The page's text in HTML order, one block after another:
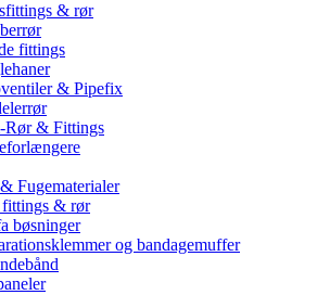
& rør
fittings
& Pipefix
Rør & Fittings
Fugematerialer
& rør
bøsninger
og bandagemuffer